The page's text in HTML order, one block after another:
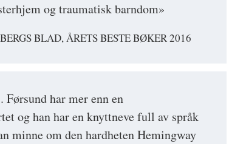
og traumatisk barndom»
BLAD, ÅRETS BESTE BØKER 2016
har mer enn en
og han har en knyttneve full av språk
minne om den hardheten Hemingway